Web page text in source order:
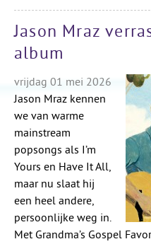
Jason Mraz
album
vrijdag 01 mei 2026
Jason Mraz kennen
we van warme
mainstream
popsongs als I’m
Yours en Have It All,
maar nu slaat hij
een heel andere,
persoonlijke weg in.
Met Grandma’s Gospel